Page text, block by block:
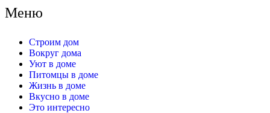
Меню
Строим дом
Вокруг дома
Уют в доме
Питомцы в доме
Жизнь в доме
Вкусно в доме
Это интересно